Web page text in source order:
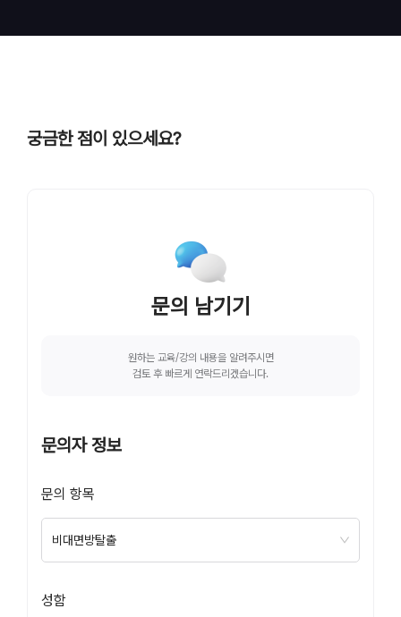
궁금한 점이 있으세요?
문의 남기기
원하는 교육/강의 내용을 알려주시면
검토 후 빠르게 연락드리겠습니다.
문의자 정보
문의 항목
비대면방탈출
성함